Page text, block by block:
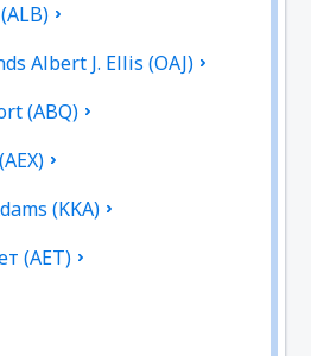
Albert J. Ellis (OAJ)
(ABQ)
(KKA)
(AET)